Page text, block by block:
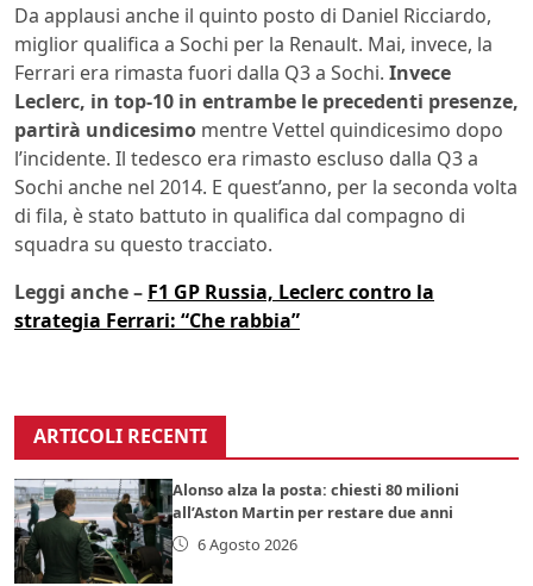
Da applausi anche il quinto posto di Daniel Ricciardo,
miglior qualifica a Sochi per la Renault. Mai, invece, la
Ferrari era rimasta fuori dalla Q3 a Sochi. Invece
Leclerc, in top-10 in entrambe le precedenti presenze,
partirà undicesimo mentre Vettel quindicesimo dopo
l’incidente. Il tedesco era rimasto escluso dalla Q3 a
Sochi anche nel 2014. E quest’anno, per la seconda volta
di fila, è stato battuto in qualifica dal compagno di
squadra su questo tracciato.
Leggi anche – F1 GP Russia, Leclerc contro la
strategia Ferrari: “Che rabbia”
ARTICOLI RECENTI
Alonso alza la posta: chiesti 80 milioni
all’Aston Martin per restare due anni
6 Agosto 2026